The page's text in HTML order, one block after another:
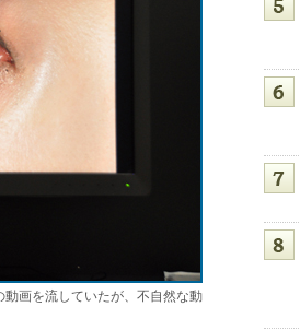
動画を流していたが、不自然な動